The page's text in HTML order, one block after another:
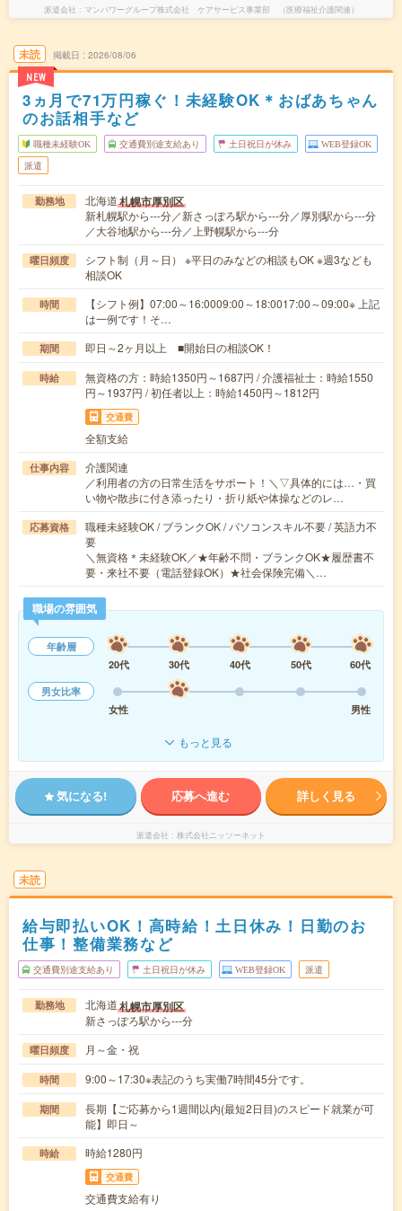
派遣会社 マンパワーグループ株式会社 ケアサービス事業部 （医療福祉介護関連）
未読
NEW
掲載日 2026/08/06
3ヵ月で71万円稼ぐ！未経験OK＊おばあちゃん
のお話相手など
職種未経験OK 交通費別途支給あり 土日祝日が休み WEB登録OK
派遣
勤務地 北海道札幌市厚別区
新札幌駅から---分／新さっぽろ駅から---分／厚別駅から---分
／大谷地駅から---分／上野幌駅から---分
曜日頻度
シフト制（月～日） ※平日のみなどの相談もOK ※週3なども
相談OK
時間
【シフト例】07:00～16:0009:00～18:0017:00～09:00※ 上記
は一例です！そ…
期間 即日～2ヶ月以上 ■開始日の相談OK！
時給
無資格の方：時給1350円～1687円 / 介護福祉士：時給1550
円～1937円 / 初任者以上：時給1450円～1812円
交通費
全額支給
仕事内容
介護関連
／利用者の方の日常生活をサポート！＼▽具体的には…・買
い物や散歩に付き添ったり・折り紙や体操などのレ…
応募資格
職種未経験OK / ブランクOK / パソコンスキル不要 / 英語力不
要
＼無資格＊未経験OK／★年齢不問・ブランクOK★履歴書不
要・来社不要（電話登録OK）★社会保険完備＼…
職場の雰囲気
年齢層
20代
30代 40代 50代
60代
男女比率
女性
男性
もっと見る
気になる! 応募へ進む 詳しく見る
派遣会社 株式会社ニッソーネット
未読
給与即払いOK！高時給！土日休み！日勤のお
仕事！整備業務など
交通費別途支給あり 土日祝日が休み WEB登録OK 派遣
勤務地 北海道札幌市厚別区
新さっぽろ駅から---分
曜日頻度 月～金・祝
時間 9:00～17:30※表記のうち実働7時間45分です。
期間
長期【ご応募から1週間以内(最短2日目)のスピード就業が可
能】即日～
時給 時給1280円
交通費
交通費支給有り